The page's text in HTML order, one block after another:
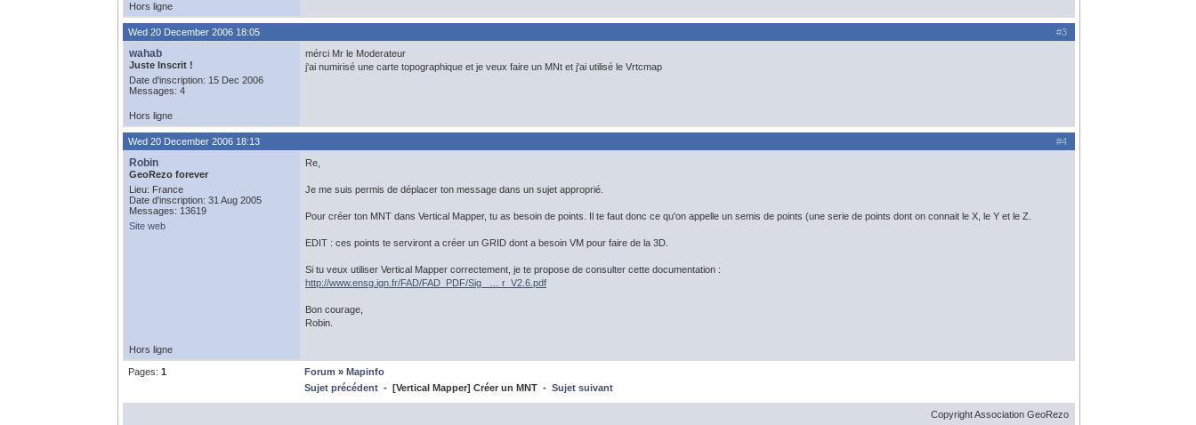
Hors ligne
#3
Wed 20 December 2006 18:05
wahab
Juste Inscrit !
Date d'inscription: 15 Dec 2006
Messages: 4
mérci Mr le Moderateur
j'ai numirisé une carte topographique et je veux faire un MNt et j'ai utilisé le Vrtcmap
Hors ligne
#4
Wed 20 December 2006 18:13
Robin
GeoRezo forever
Lieu: France
Date d'inscription: 31 Aug 2005
Messages: 13619
Site web
Re,
Je me suis permis de déplacer ton message dans un sujet approprié.
Pour créer ton MNT dans Vertical Mapper, tu as besoin de points. Il te faut donc ce qu'on appelle un semis de points (une serie de points dont on connait le X, le Y et le Z.
EDIT : ces points te serviront a créer un GRID dont a besoin VM pour faire de la 3D.
Si tu veux utiliser Vertical Mapper correctement, je te propose de consulter cette documentation :
http://www.ensg.ign.fr/FAD/FAD_PDF/Sig_ … r_V2.6.pdf
Bon courage,
Robin.
Hors ligne
Pages: 1 Forum » Mapinfo
Sujet précédent - [Vertical Mapper] Créer un MNT - Sujet suivant
Copyright Association GeoRezo